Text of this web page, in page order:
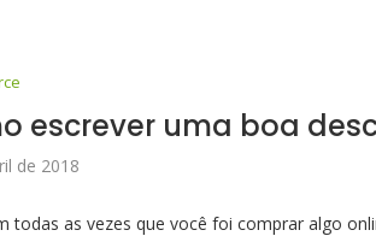
escrever uma boa
de 2018
todas as vezes que você foi comprar algo